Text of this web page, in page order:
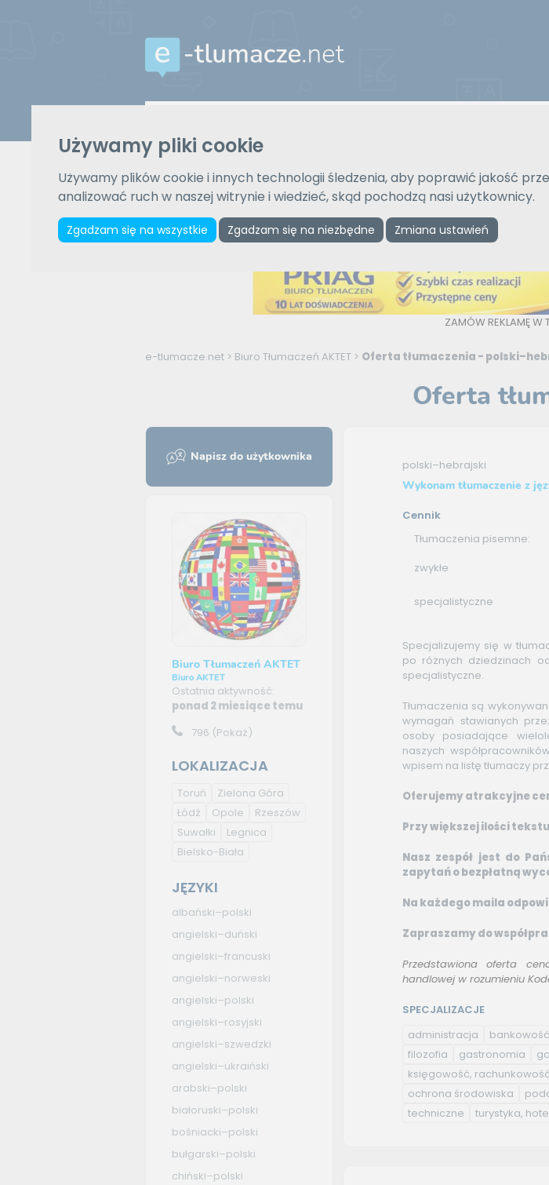
Używamy pliki cookie
Używamy plików cookie i innych technologii śledzenia, aby poprawić jakość
analizować ruch w naszej witrynie i wiedzieć, skąd pochodzą nasi użytkownicy.
Zgadzam się na wszystkie Zgadzam się na niezbędne Zmiana ustawień
Wybierz język
ZAMÓW REKLAMĘ W
e-tlumacze.net> Biuro Tłumaczeń AKTET> Oferta tłumaczenia -
Oferta
Napisz do użytkownika
Biuro Tłumaczeń AKTET
Biuro AKTET
Ostatnia aktywność:
ponad 2 miesiące temu
796 (Pokaż)
LOKALIZACJA
Toruń
Zielona Góra
Łódź
Opole
Rzeszów
Suwałki
Legnica
Bielsko-Biała
JĘZYKI
albański–polski
angielski–duński
angielski–francuski
angielski–norweski
angielski–polski
angielski–rosyjski
angielski–szwedzki
angielski–ukraiński
arabski–polski
białoruski–polski
bośniacki–polski
bułgarski–polski
chiński–polski
polski–hebrajski
Wykonam tłumaczenie z
Cennik
Tłumaczenia pisemne:
zwykłe
specjalistyczne
Specjalizujemy się w
po różnych dziedzinach
specjalistyczne.
Tłumaczenia są
wymagań stawianych
osoby posiadające
naszych
wpisem na listę tłumaczy
Oferujemy atrakcyjne
Przy większej ilości
Nasz zespół jest do
zapytań o bezpłatną
Na każdego maila
Zapraszamy do
Przedstawiona oferta
handlowej w rozumieniu
SPECJALIZACJE
administracja
bankowość
filozofia
gastronomia
księgowość, rachunkowość
ochrona środowiska
techniczne
turystyka,